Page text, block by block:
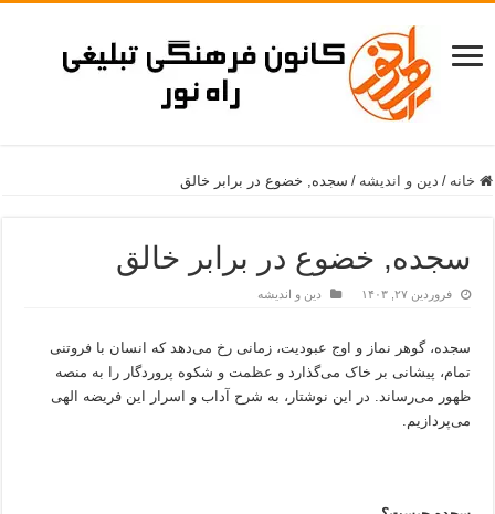
خانه / دین و اندیشه / سجده, خضوع در برابر خالق
سجده, خضوع در برابر خالق
فروردین ۲۷, ۱۴۰۳ دین و اندیشه
سجده، گوهر نماز و اوج عبودیت، زمانی رخ می‌دهد که انسان با فروتنی
تمام، پیشانی بر خاک می‌گذارد و عظمت و شکوه پروردگار را به منصه
ظهور می‌رساند. در این نوشتار، به شرح آداب و اسرار این فریضه الهی
می‌پردازیم.